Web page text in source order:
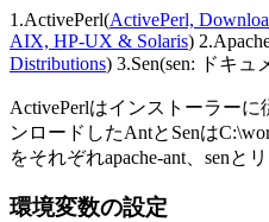
1.ActivePerl(ActivePerl,
AIX, HP-UX & Solaris)
Distributions) 3.Sen(sen: ドキュ
ActivePerlはインストーラー
ンロードしたAntとSenは
をそれぞれapache-ant、senと
環境変数の設定